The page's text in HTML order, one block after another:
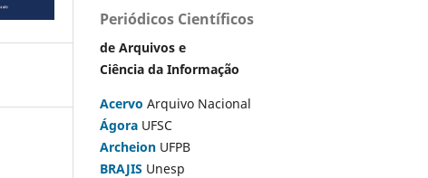
Periódicos Científicos
de Arquivos e
Ciência da Informação
Acervo Arquivo Nacional
Ágora UFSC
Archeion UFPB
BRAJIS Unesp